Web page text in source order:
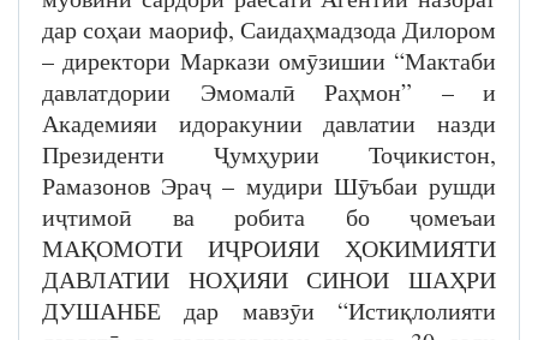
дар соҳаи маориф, Саидаҳмадзода Дилором
– директори Маркази омӯзишии “Мактаби
давлатдории Эмомалӣ Раҳмон” – и
Академияи идоракунии давлатии назди
Президенти Ҷумҳурии Тоҷикистон,
Рамазонов Эраҷ – мудири Шӯъбаи рушди
иҷтимоӣ ва робита бо ҷомеъаи
МАҚОМОТИ ИҶРОИЯИ ҲОКИМИЯТИ
ДАВЛАТИИ НОҲИЯИ СИНОИ ШАҲРИ
ДУШАНБЕ дар мавзӯи “Истиқлолияти